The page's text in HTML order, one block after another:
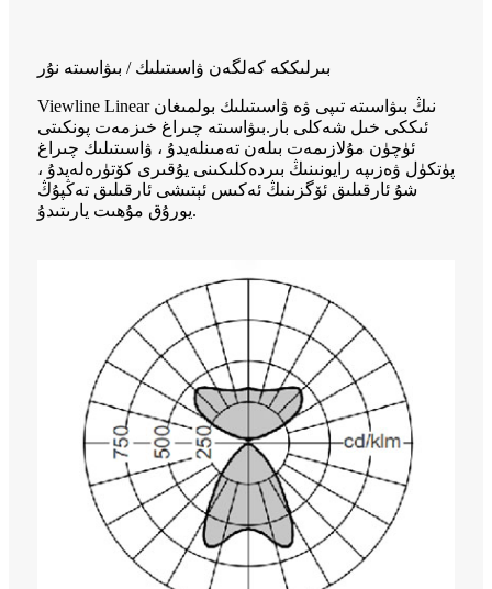
بىرلىككە كەلگەن ۋاسىتىلىك / بىۋاسىتە نۇر
Viewline Linear نىڭ بىۋاسىتە تىپى ۋە ۋاسىتىلىك بولمىغان
ئىككى خىل شەكلى بار.بىۋاسىتە چىراغ خىزمەت پونكىتى
ئۈچۈن مۇلازىمەت بىلەن تەمىنلەيدۇ ، ۋاسىتىلىك چىراغ
پۈتكۈل ۋەزىپە رايونىنىڭ بىردەكلىكىنى يۇقىرى كۆتۈرەلەيدۇ ،
شۇ ئارقىلىق ئۆگزىنىڭ ئەكىس ئېتىشى ئارقىلىق تەڭپۇڭ
يورۇق مۇھىت يارىتىدۇ.